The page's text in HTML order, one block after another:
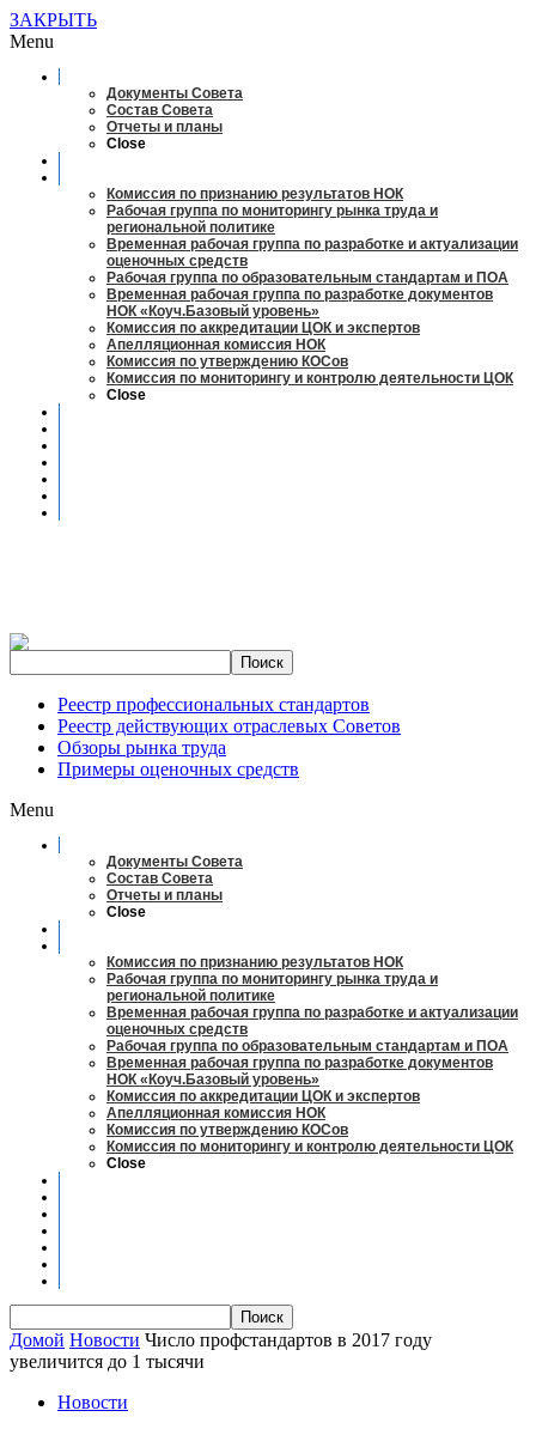
ЗАКРЫТЬ
Menu
Документы Совета
Состав Совета
Отчеты и планы
Close
Комиссия по признанию результатов НОК
Рабочая группа по мониторингу рынка труда и
региональной политике
Временная рабочая группа по разработке и актуализации
оценочных средств
Рабочая группа по образовательным стандартам и ПОА
Временная рабочая группа по разработке документов
НОК «Коуч.Базовый уровень»
Комиссия по аккредитации ЦОК и экспертов
Апелляционная комиссия НОК
Комиссия по утверждению КОСов
Комиссия по мониторингу и контролю деятельности ЦОК
Close
Реестр профессиональных стандартов
Реестр действующих отраслевых Советов
Обзоры рынка труда
Примеры оценочных средств
Menu
Документы Совета
Состав Совета
Отчеты и планы
Close
Комиссия по признанию результатов НОК
Рабочая группа по мониторингу рынка труда и
региональной политике
Временная рабочая группа по разработке и актуализации
оценочных средств
Рабочая группа по образовательным стандартам и ПОА
Временная рабочая группа по разработке документов
НОК «Коуч.Базовый уровень»
Комиссия по аккредитации ЦОК и экспертов
Апелляционная комиссия НОК
Комиссия по утверждению КОСов
Комиссия по мониторингу и контролю деятельности ЦОК
Close
Домой Новости Число профстандартов в 2017 году
увеличится до 1 тысячи
Новости